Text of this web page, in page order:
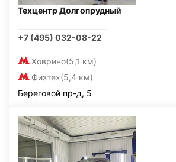
Техцентр Долгопрудный
+7 (495) 032-08-22
Ховрино(5,1 км)
Физтех(5,4 км)
Береговой пр-д, 5